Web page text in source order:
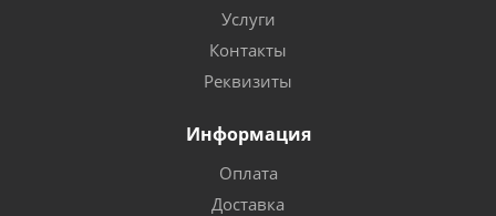
Услуги
Контакты
Реквизиты
Информация
Оплата
Доставка